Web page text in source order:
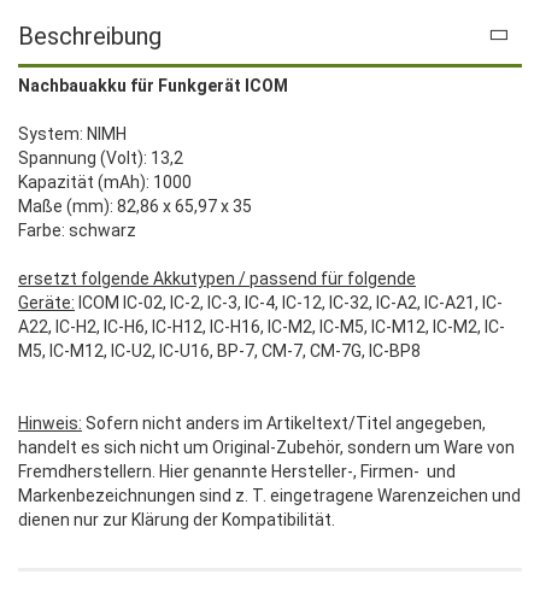
Beschreibung
Nachbauakku für Funkgerät ICOM
System: NIMH
Spannung (Volt): 13,2
Kapazität (mAh): 1000
Maße (mm): 82,86 x 65,97 x 35
Farbe: schwarz
ersetzt folgende Akkutypen / passend für folgende
Geräte: ICOM IC-02, IC-2, IC-3, IC-4, IC-12, IC-32, IC-A2, IC-A21, IC-
A22, IC-H2, IC-H6, IC-H12, IC-H16, IC-M2, IC-M5, IC-M12, IC-M2, IC-
M5, IC-M12, IC-U2, IC-U16, BP-7, CM-7, CM-7G, IC-BP8
Hinweis: Sofern nicht anders im Artikeltext/Titel angegeben,
handelt es sich nicht um Original-Zubehör, sondern um Ware von
Fremdherstellern. Hier genannte Hersteller-, Firmen- und
Markenbezeichnungen sind z. T. eingetragene Warenzeichen und
dienen nur zur Klärung der Kompatibilität.